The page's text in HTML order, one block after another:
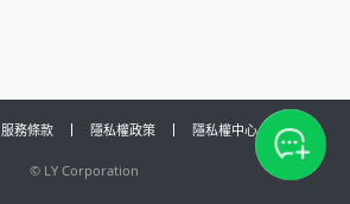
服務條款 隱私權政策 隱私權中心
© LY Corporation